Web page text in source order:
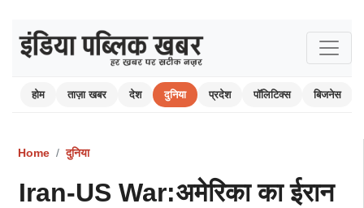
होम ताज़ा खबर देश दुनिया प्रदेश पॉलिटिक्स बिजनेस
Home दुनिया
Iran-US War:अमेरिका का ईरान